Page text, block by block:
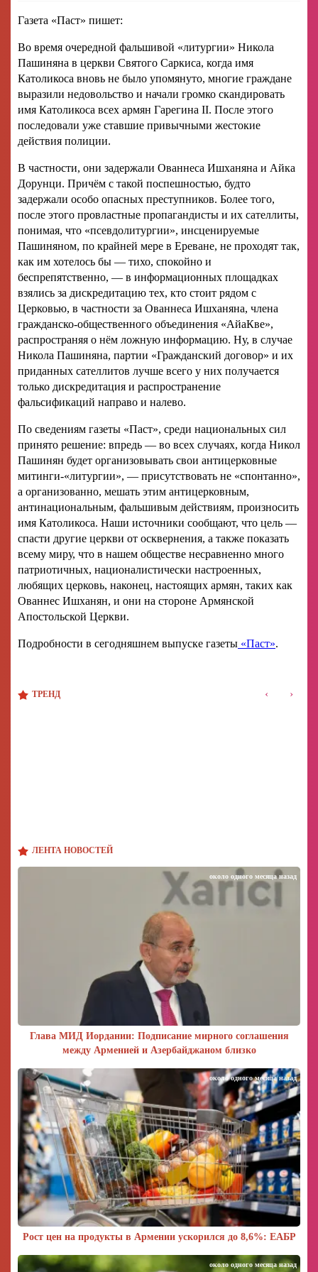
ЛЕНТА НОВОСТЕЙ
Глава МИД Иордании: Подписание мирного соглашения
между Арменией и Азербайджаном близко
около одного месяца назад
Рост цен на продукты в Армении ускорился до 8,6%: ЕАБР
около одного месяца назад
около одного месяца назад
Газета «Паст» пишет:
Во время очередной фальшивой «литургии» Никола
Пашиняна в церкви Святого Саркиса, когда имя
Католикоса вновь не было упомянуто, многие граждане
выразили недовольство и начали громко скандировать
имя Католикоса всех армян Гарегина II. После этого
последовали уже ставшие привычными жестокие
действия полиции.
В частности, они задержали Ованнеса Ишханяна и Айка
Дорунци. Причём с такой поспешностью, будто
задержали особо опасных преступников. Более того,
после этого провластные пропагандисты и их сателлиты,
понимая, что «псевдолитургии», инсценируемые
Пашиняном, по крайней мере в Ереване, не проходят так,
как им хотелось бы — тихо, спокойно и
беспрепятственно, — в информационных площадках
взялись за дискредитацию тех, кто стоит рядом с
Церковью, в частности за Ованнеса Ишханяна, члена
гражданско-общественного объединения «АйаКве»,
распространяя о нём ложную информацию. Ну, в случае
Никола Пашиняна, партии «Гражданский договор» и их
приданных сателлитов лучше всего у них получается
только дискредитация и распространение
фальсификаций направо и налево.
По сведениям газеты «Паст», среди национальных сил
принято решение: впредь — во всех случаях, когда Никол
Пашинян будет организовывать свои антицерковные
митинги-«литургии», — присутствовать не «спонтанно»,
а организованно, мешать этим антицерковным,
антинациональным, фальшивым действиям, произносить
имя Католикоса. Наши источники сообщают, что цель —
спасти другие церкви от осквернения, а также показать
всему миру, что в нашем обществе несравненно много
патриотичных, националистически настроенных,
любящих церковь, наконец, настоящих армян, таких как
Ованнес Ишханян, и они на стороне Армянской
Апостольской Церкви.
Подробности в сегодняшнем выпуске газеты «Паст».
ТРЕНД ‹ ›